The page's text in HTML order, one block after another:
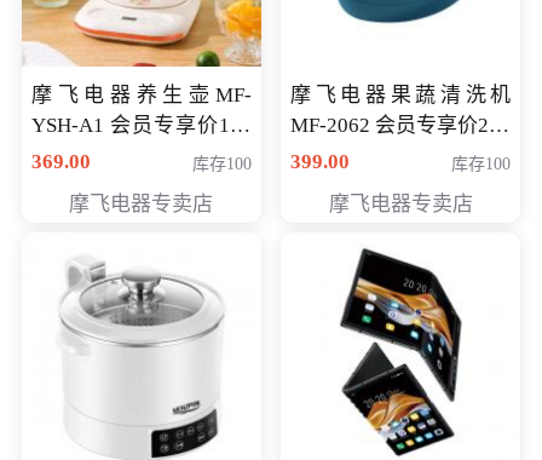
摩飞电器养生壶MF-
YSH-A1 会员专享价198
元
369.00 库存100
摩飞电器专卖店
摩飞电器果蔬清洗机
MF-2062 会员专享价268
元
399.00 库存100
摩飞电器专卖店